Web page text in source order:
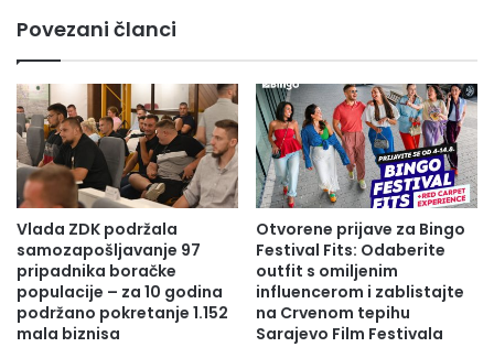
Povezani članci
Vlada ZDK podržala
samozapošljavanje 97
pripadnika boračke
populacije – za 10 godina
podržano pokretanje 1.152
mala biznisa
Otvorene prijave za Bingo
Festival Fits: Odaberite
outfit s omiljenim
influencerom i zablistajte
na Crvenom tepihu
Sarajevo Film Festivala